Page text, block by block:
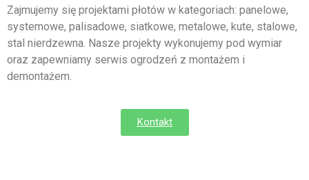
Zajmujemy się projektami płotów w kategoriach: panelowe,
systemowe, palisadowe, siatkowe, metalowe, kute, stalowe,
stal nierdzewna. Nasze projekty wykonujemy pod wymiar
oraz zapewniamy serwis ogrodzeń z montażem i
demontażem.
Kontakt